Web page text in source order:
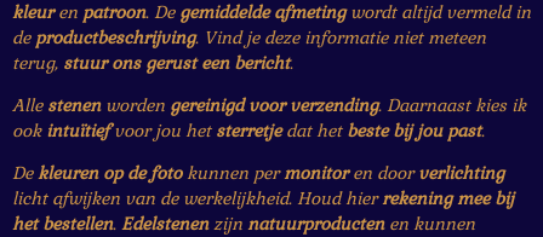
kleuren patroon. De gemiddelde afmetingwordt altijd vermeld in
de productbeschrijving. Vind je deze informatie niet meteen
terug, stuur ons gerust een bericht.
Alle stenenworden gereinigd voor verzending. Daarnaast kies ik
ook intuïtiefvoor jou het sterretjedat het beste bij jou past.
Dekleuren op de fotokunnen permonitoren doorverlichting
licht afwijken van de werkelijkheid. Houd hierrekening mee bij
het bestellen. Edelstenenzijn natuurproductenen kunnen